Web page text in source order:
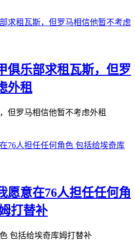
俱乐部求租瓦斯，但罗
外租
但罗马相信他暂不考虑外租
愿意在76人担任任何角
打替补
包括给埃奇库姆打替补